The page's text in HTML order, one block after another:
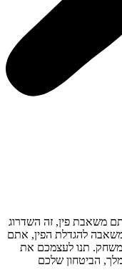
משאבת פין, זה השדרוג
להגדלת הפין, אתם
תנו לעצמכם את
הביטחון שלכם